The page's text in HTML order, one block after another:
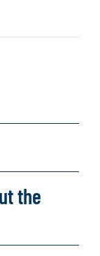
the